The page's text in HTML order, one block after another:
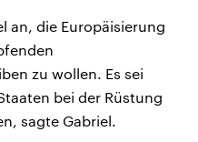
an, die Europäisierung
zu wollen. Es sei
bei der Rüstung
sagte Gabriel.